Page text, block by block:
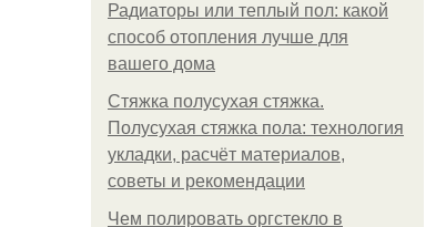
Радиаторы или теплый пол: какой
способ отопления лучше для
вашего дома
Стяжка полусухая стяжка.
Полусухая стяжка пола: технология
укладки, расчёт материалов,
советы и рекомендации
Чем полировать оргстекло в